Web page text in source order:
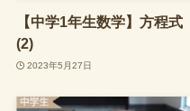
【中学1年生数学】方程式
(2)
2023年5月27日